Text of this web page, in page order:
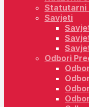
Statutarni
Savjeti
Odbori